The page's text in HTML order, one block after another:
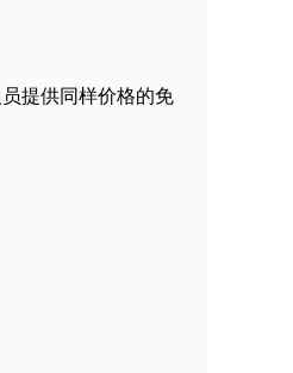
提供同样价格的免